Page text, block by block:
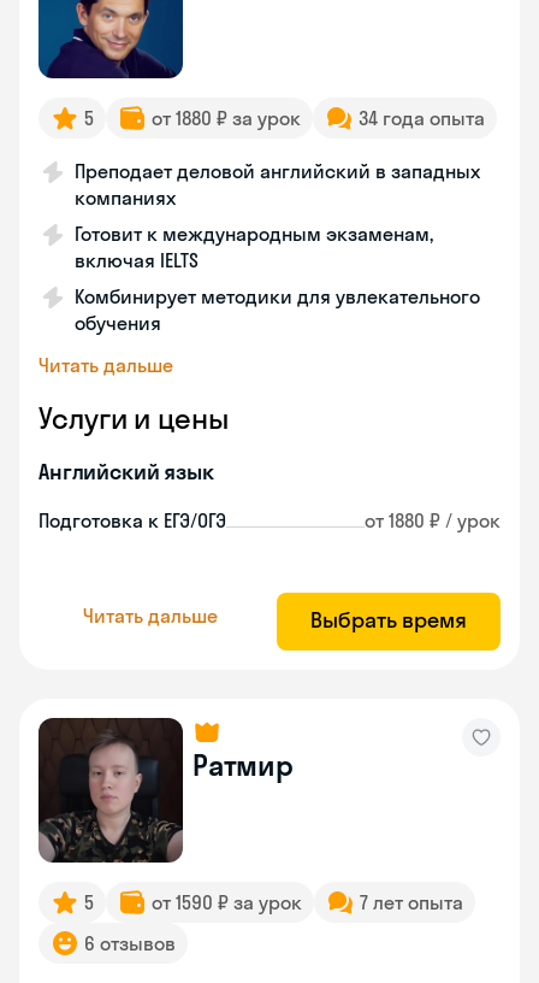
5 от 1880 ₽ за урок 34 года опыта
Преподает деловой английский в западных
компаниях
Готовит к международным экзаменам,
включая IELTS
Комбинирует методики для увлекательного
обучения
Читать дальше
Услуги и цены
Английский язык
Подготовка к ЕГЭ/ОГЭ от 1880 ₽ / урок
Читать дальше Выбрать время
Ратмир
5 от 1590 ₽ за урок
7 лет опыта
6 отзывов